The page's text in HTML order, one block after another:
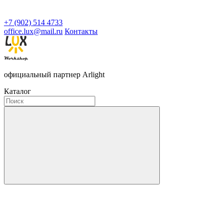
+7 (902) 514 4733
office.lux@mail.ru Контакты
официальный партнер Arlight
Каталог